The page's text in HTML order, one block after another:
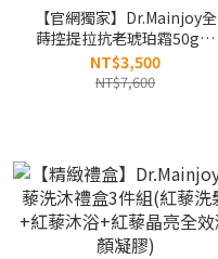
【官網獨家】Dr.Mainjoy全
蒔控提拉抗老琥珀霜50gx2
入組
NT$3,500
NT$7,600